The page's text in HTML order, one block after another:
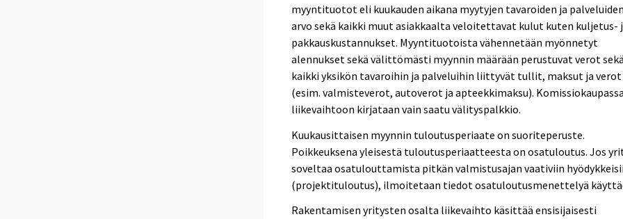
myyntituotot eli kuukauden aikana myytyjen tavaroiden ja palveluiden
arvo sekä kaikki muut asiakkaalta veloitettavat kulut kuten kuljetus-
pakkauskustannukset. Myyntituotoista vähennetään myönnetyt
alennukset sekä välittömästi myynnin määrään perustuvat verot sekä
kaikki yksikön tavaroihin ja palveluihin liittyvät tullit, maksut ja verot
(esim. valmisteverot, autoverot ja apteekkimaksu). Komissiokaupassa
liikevaihtoon kirjataan vain saatu välityspalkkio.
Kuukausittaisen myynnin tuloutusperiaate on suoriteperuste.
Poikkeuksena yleisestä tuloutusperiaatteesta on osatuloutus. Jos
soveltaa osatulouttamista pitkän valmistusajan vaativiin
(projektituloutus), ilmoitetaan tiedot osatuloutusmenettelyä
Rakentamisen yritysten osalta liikevaihto käsittää ensisijaisesti